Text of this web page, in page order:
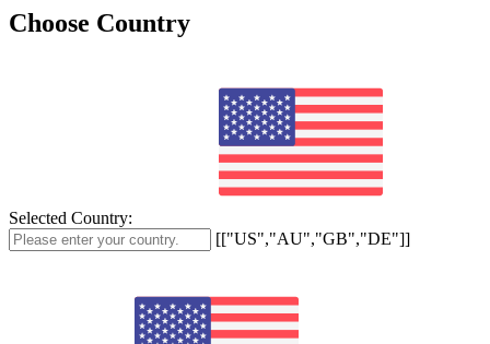
Choose Country
Selected Country:
[["US","AU","GB","DE"]]